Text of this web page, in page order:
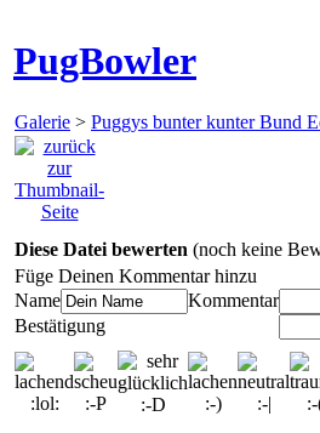
PugBowler
Galerie > Puggys bunter kunter Bund
Diese Datei bewerten (noch keine
Füge Deinen Kommentar hinzu
Name
Kommentar
Bestätigung